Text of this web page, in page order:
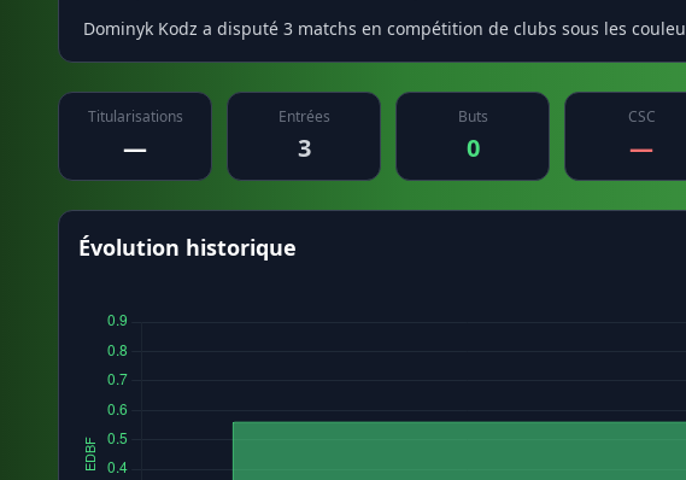
Dominyk Kodz a disputé 3 matchs en compétition de clubs sous les
Titularisations
—
Entrées
3
Buts
0
CSC
—
Évolution historique